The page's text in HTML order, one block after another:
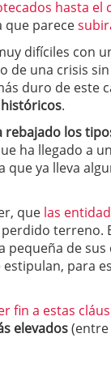
2025
de venta? 3
hasta el
que parece
difíciles con
de una crisis
duro de este
.
rebajado los
ha llegado a
ya lleva
que las
terreno.
pequeña de
para
fin a estas
elevados(entre